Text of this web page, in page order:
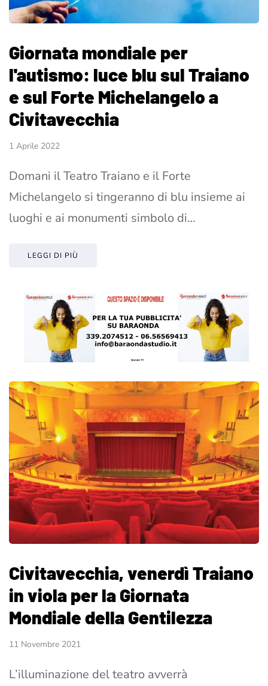
Giornata mondiale per
l'autismo: luce blu sul Traiano
e sul Forte Michelangelo a
Civitavecchia
1 Aprile 2022
Domani il Teatro Traiano e il Forte
Michelangelo si tingeranno di blu insieme ai
luoghi e ai monumenti simbolo di…
LEGGI DI PIÙ
Civitavecchia, venerdì Traiano
in viola per la Giornata
Mondiale della Gentilezza
11 Novembre 2021
L’illuminazione del teatro avverrà